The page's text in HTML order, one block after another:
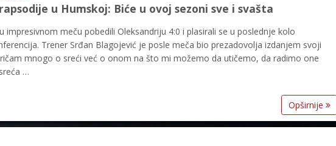
u Humskoj: Biće u ovoj sezoni sve i svašta
impresivnom meču pobedili Oleksandriju 4:0 i plasirali se u poslednje kolo
Trener Srđan Blagojević je posle meča bio prezadovolja izdanjem svoji
mnogo o sreći već o onom na što mi možemo da utičemo, da radimo one
…
Opširnije